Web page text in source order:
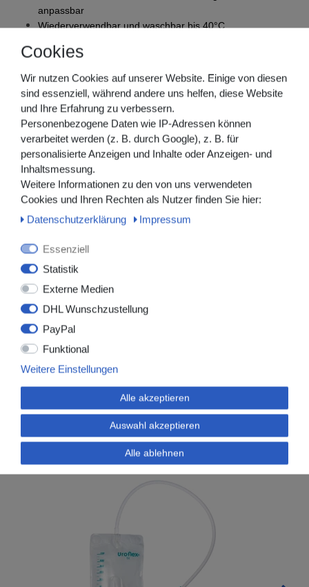
anpassbar
Wiederverwendbar und waschbar bis 40°C
Latexfrei
PZN: 14170668
Der Versand erfolgt in neutraler Versandverpackung.
Folgende Varianten sind in unserem Shop verfügbar
(siehe Tabelle):
Artikel, die Ihnen ebenfalls gefallen könnten:
Cookies
Wir nutzen Cookies auf unserer Website. Einige von diesen
sind essenziell, während andere uns helfen, diese Website
und Ihre Erfahrung zu verbessern.
Personenbezogene Daten wie IP-Adressen können
verarbeitet werden (z. B. durch Google), z. B. für
personalisierte Anzeigen und Inhalte oder Anzeigen- und
Inhaltsmessung.
Weitere Informationen zu den von uns verwendeten
Cookies und Ihren Rechten als Nutzer finden Sie hier:
Daten­schutz­erklärung
Impressum
Essenziell
Statistik
Externe Medien
DHL Wunschzustellung
PayPal
Funktional
Weitere Einstellungen
Alle akzeptieren
Auswahl akzeptieren
Alle ablehnen